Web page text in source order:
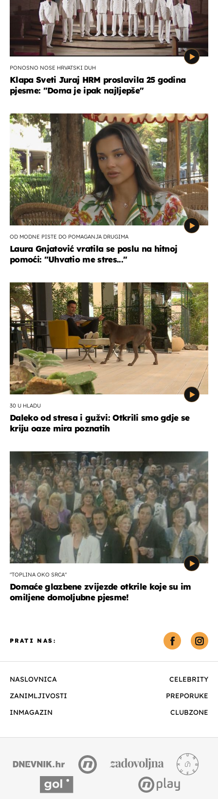
PONOSNO NOSE HRVATSKI DUH
Klapa Sveti Juraj HRM proslavila 25 godina
pjesme: "Doma je ipak najljepše"
OD MODNE PISTE DO POMAGANJA DRUGIMA
Laura Gnjatović vratila se poslu na hitnoj
pomoći: "Uhvatio me stres..."
30 U HLADU
Daleko od stresa i gužvi: Otkrili smo gdje se
kriju oaze mira poznatih
"TOPLINA OKO SRCA"
Domaće glazbene zvijezde otkrile koje su im
omiljene domoljubne pjesme!
NASLOVNICA
CELEBRITY
ZANIMLJIVOSTI
PREPORUKE
INMAGAZIN
CLUBZONE
PRATI NAS: